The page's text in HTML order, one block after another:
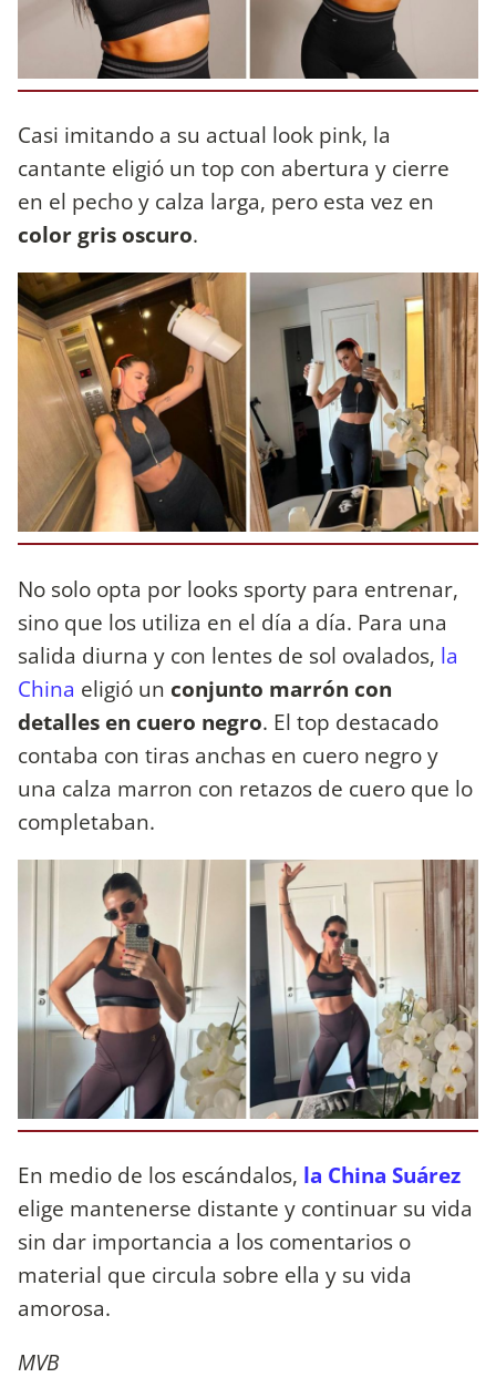
Casi imitando a su actual look pink, la
cantante eligió un top con abertura y cierre
en el pecho y calza larga, pero esta vez en
color gris oscuro.
No solo opta por looks sporty para entrenar,
sino que los utiliza en el día a día. Para una
salida diurna y con lentes de sol ovalados, la
China eligió un conjunto marrón con
detalles en cuero negro. El top destacado
contaba con tiras anchas en cuero negro y
una calza marron con retazos de cuero que lo
completaban.
En medio de los escándalos, la China Suárez
elige mantenerse distante y continuar su vida
sin dar importancia a los comentarios o
material que circula sobre ella y su vida
amorosa.
MVB